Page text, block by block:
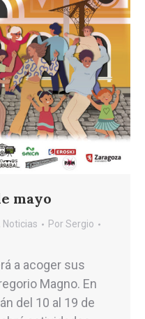
mayo
Noticias PorSergio
a acoger sus
Magno. En
del 10 al 19 de